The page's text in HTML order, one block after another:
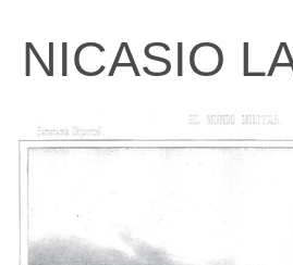
NICASIO